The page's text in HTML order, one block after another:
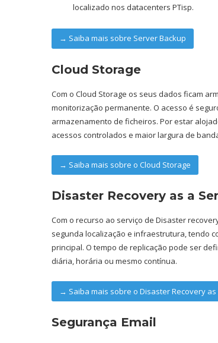
localizado nos datacenters PTisp.
→ Saiba mais sobre Server Backup
Cloud Storage
Com o Cloud Storage os seus dados ficam
monitorização permanente. O acesso é
armazenamento de ficheiros. Por estar
acessos controlados e maior largura de
→ Saiba mais sobre o Cloud Storage
Disaster Recovery as a
Com o recurso ao serviço de Disaster
segunda localização e infraestrutura, tendo
principal. O tempo de replicação pode ser
diária, horária ou mesmo contínua.
→ Saiba mais sobre o Disaster Recovery as
Segurança Email